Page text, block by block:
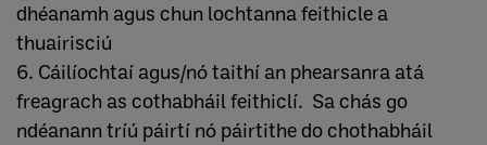
dhéanamh agus chun lochtanna feithicle a
thuairisciú
6. Cáilíochtaí agus/nó taithí an phearsanra atá
freagrach as cothabháil feithiclí. Sa chás go
ndéanann tríú páirtí nó páirtithe do chothabháil